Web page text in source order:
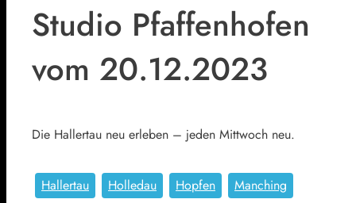
Studio Pfaffenhofen
vom 20.12.2023
Die Hallertau neu erleben – jeden Mittwoch neu.
Hallertau Holledau Hopfen
Manching